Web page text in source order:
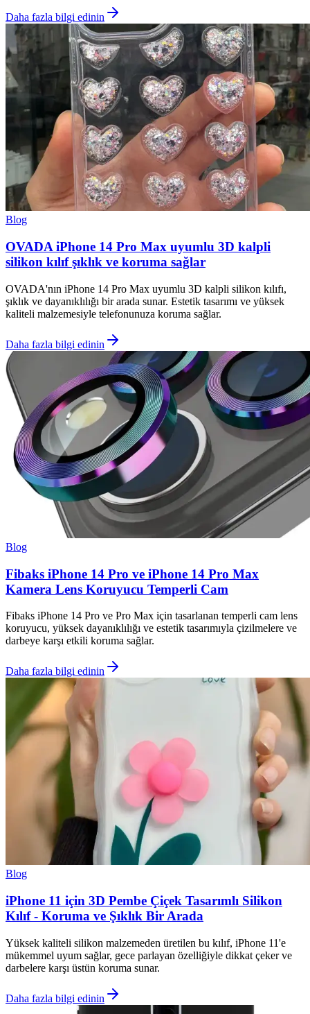
Daha fazla bilgi edinin
Blog
OVADA iPhone 14 Pro Max uyumlu 3D kalpli
silikon kılıf şıklık ve koruma sağlar
OVADA'nın iPhone 14 Pro Max uyumlu 3D kalpli silikon kılıfı,
şıklık ve dayanıklılığı bir arada sunar. Estetik tasarımı ve yüksek
kaliteli malzemesiyle telefonunuza koruma sağlar.
Daha fazla bilgi edinin
Blog
Fibaks iPhone 14 Pro ve iPhone 14 Pro Max
Kamera Lens Koruyucu Temperli Cam
Fibaks iPhone 14 Pro ve Pro Max için tasarlanan temperli cam lens
koruyucu, yüksek dayanıklılığı ve estetik tasarımıyla çizilmelere ve
darbeye karşı etkili koruma sağlar.
Daha fazla bilgi edinin
Blog
iPhone 11 için 3D Pembe Çiçek Tasarımlı Silikon
Kılıf - Koruma ve Şıklık Bir Arada
Yüksek kaliteli silikon malzemeden üretilen bu kılıf, iPhone 11'e
mükemmel uyum sağlar, gece parlayan özelliğiyle dikkat çeker ve
darbelere karşı üstün koruma sunar.
Daha fazla bilgi edinin